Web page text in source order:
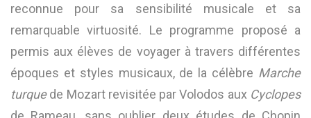
reconnue pour sa sensibilité musicale et sa
remarquable virtuosité. Le programme proposé a
permis aux élèves de voyager à travers différentes
époques et styles musicaux, de la célèbre Marche
turquede Mozart revisitée par Volodos aux Cyclopes